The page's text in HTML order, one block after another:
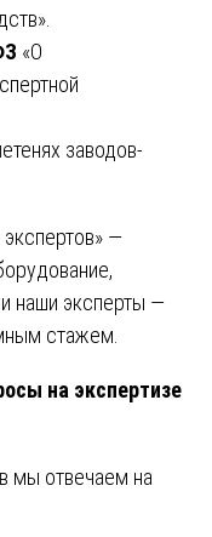
«О
заводов-
—
наши эксперты —
стажем.
на экспертизе
мы отвечаем на